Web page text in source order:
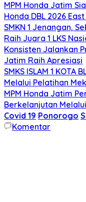
MPM Honda Jatim
Honda DBL 2026
SMKN 1 Jenangan,
Raih Juara 1 LKS
Konsisten Jalankan
Jatim Raih Apresiasi
SMKS ISLAM 1
Melalui Pelatihan
MPM Honda Jatim
Berkelanjutan
Covid 19 Ponorogo
Komentar